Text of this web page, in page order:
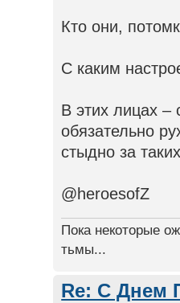
Кто они,
С каким
В этих лицах
обязательно
стыдно за
@heroesofZ
Пока некоторые
тьмы...
Re: С Днем